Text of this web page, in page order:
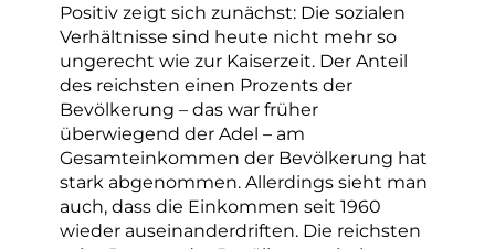
Positiv zeigt sich zunächst: Die sozialen
Verhältnisse sind heute nicht mehr so
ungerecht wie zur Kaiserzeit. Der Anteil
des reichsten einen Prozents der
Bevölkerung – das war früher
überwiegend der Adel – am
Gesamteinkommen der Bevölkerung hat
stark abgenommen. Allerdings sieht man
auch, dass die Einkommen seit 1960
wieder auseinanderdriften. Die reichsten